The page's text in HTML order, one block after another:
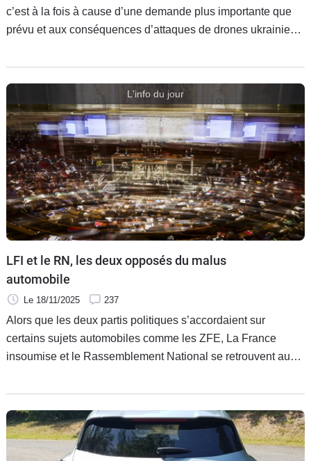
c’est à la fois à cause d’une demande plus importante que
prévu et aux conséquences d’attaques de drones ukrainiens
L'info du jour
LFI et le RN, les deux opposés du malus
automobile
Le 18/11/2025 237
Alors que les deux partis politiques s’accordaient sur
certains sujets automobiles comme les ZFE, La France
insoumise et le Rassemblement National se retrouvent aux
RN qui a été écouté dans l’élaboration de la Loi de finance
2026 et les amendements décidés hier sur ce point.